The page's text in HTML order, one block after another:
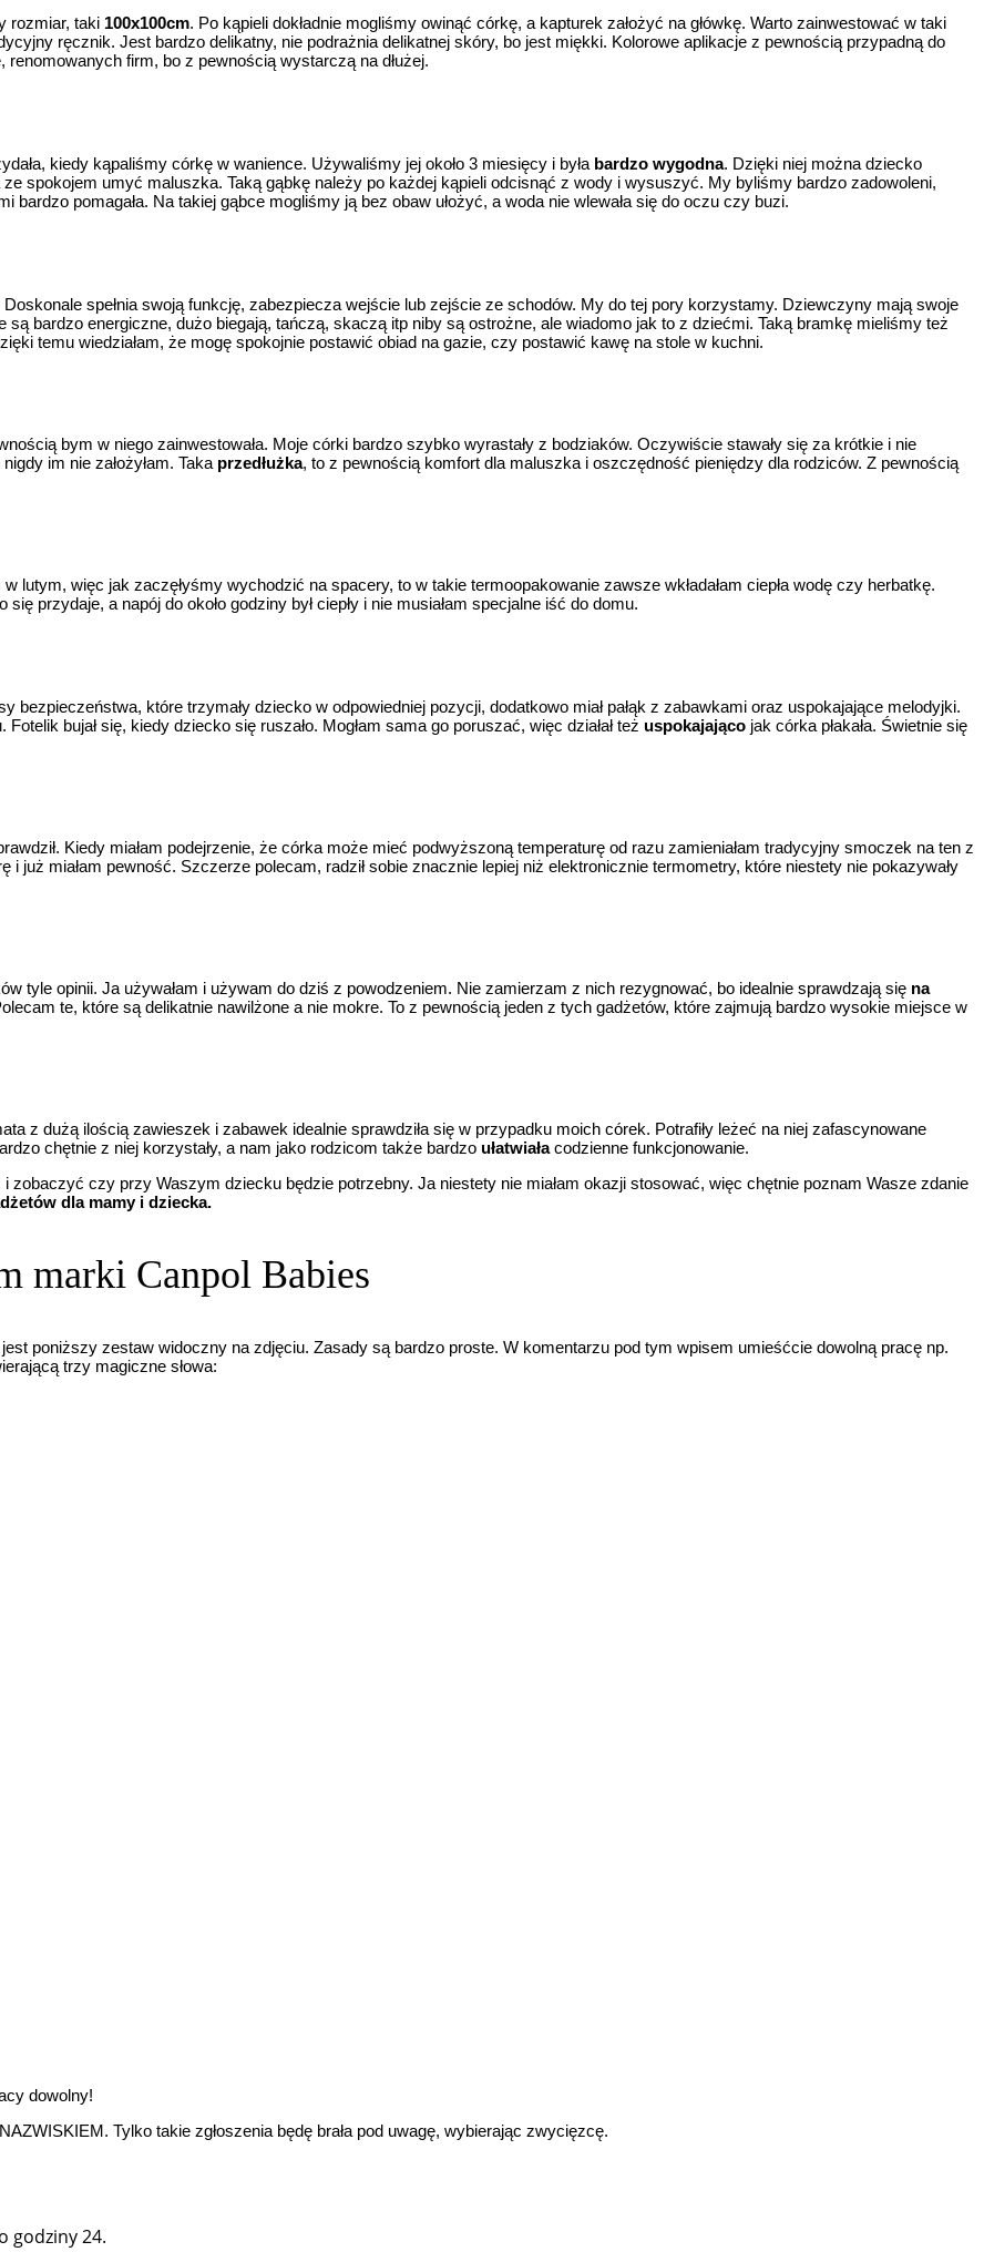
rozmiar, taki 100x100cm. Po kąpieli dokładnie mogliśmy owinąć córkę, a kapturek założyć na główkę. Warto zainwestować w taki
ręcznik. Jest bardzo delikatny, nie podrażnia delikatnej skóry, bo jest miękki. Kolorowe aplikacje z pewnością przypadną do
firm, bo z pewnością wystarczą na dłużej.
kiedy kąpaliśmy córkę w wanience. Używaliśmy jej około 3 miesięcy i była bardzo wygodna. Dzięki niej można dziecko
spokojem umyć maluszka. Taką gąbkę należy po każdej kąpieli odcisnąć z wody i wysuszyć. My byliśmy bardzo zadowoleni,
bardzo pomagała. Na takiej gąbce mogliśmy ją bez obaw ułożyć, a woda nie wlewała się do oczu czy buzi.
Doskonale spełnia swoją funkcję, zabezpiecza wejście lub zejście ze schodów. My do tej pory korzystamy. Dziewczyny mają swoje
bardzo energiczne, dużo biegają, tańczą, skaczą itp niby są ostrożne, ale wiadomo jak to z dziećmi. Taką bramkę mieliśmy też
temu wiedziałam, że mogę spokojnie postawić obiad na gazie, czy postawić kawę na stole w kuchni.
bym w niego zainwestowała. Moje córki bardzo szybko wyrastały z bodziaków. Oczywiście stawały się za krótkie i nie
im nie założyłam. Taka przedłużka, to z pewnością komfort dla maluszka i oszczędność pieniędzy dla rodziców. Z pewnością
w lutym, więc jak zaczęłyśmy wychodzić na spacery, to w takie termoopakowanie zawsze wkładałam ciepła wodę czy herbatkę.
przydaje, a napój do około godziny był ciepły i nie musiałam specjalne iść do domu.
bezpieczeństwa, które trzymały dziecko w odpowiedniej pozycji, dodatkowo miał pałąk z zabawkami oraz uspokajające melodyjki.
bujał się, kiedy dziecko się ruszało. Mogłam sama go poruszać, więc działał też uspokajająco jak córka płakała. Świetnie się
Kiedy miałam podejrzenie, że córka może mieć podwyższoną temperaturę od razu zamieniałam tradycyjny smoczek na ten z
i już miałam pewność. Szczerze polecam, radził sobie znacznie lepiej niż elektronicznie termometry, które niestety nie pokazywały
tyle opinii. Ja używałam i używam do dziś z powodzeniem. Nie zamierzam z nich rezygnować, bo idealnie sprawdzają się na
te, które są delikatnie nawilżone a nie mokre. To z pewnością jeden z tych gadżetów, które zajmują bardzo wysokie miejsce w
z dużą ilością zawieszek i zabawek idealnie sprawdziła się w przypadku moich córek. Potrafiły leżeć na niej zafascynowane
chętnie z niej korzystały, a nam jako rodzicom także bardzo ułatwiałacodzienne funkcjonowanie.
czy przy Waszym dziecku będzie potrzebny. Ja niestety nie miałam okazji stosować, więc chętnie poznam Wasze zdanie
dla mamy i dziecka.
marki Canpol Babies
poniższy zestaw widoczny na zdjęciu. Zasady są bardzo proste. W komentarzu pod tym wpisem umieśćcie dowolną pracę np.
trzy magiczne słowa:
dowolny!
Tylko takie zgłoszenia będę brała pod uwagę, wybierając zwycięzcę.
godziny 24.